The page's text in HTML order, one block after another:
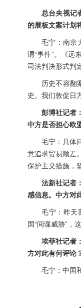
总台央视记
的展板文案计划
毛宁：南京
谓“事件”。《远
司法判决形式判
历史不容翻
史。我们敦促日
彭博社记者
中方是否担心欧
毛宁：具体
意追求贸易顺差
保护主义措施，
法新社记者
感信息。中方对
毛宁：昨天
国“间谍威胁”，
埃菲社记者
方对此有何评论
毛宁：中国